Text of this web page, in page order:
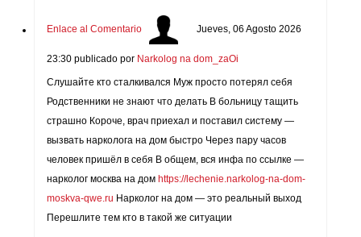
Enlace al Comentario Jueves, 06 Agosto 2026
23:30 publicado por Narkolog na dom_zaOi
Слушайте кто сталкивался Муж просто потерял себя
Родственники не знают что делать В больницу тащить
страшно Короче, врач приехал и поставил систему —
вызвать нарколога на дом быстро Через пару часов
человек пришёл в себя В общем, вся инфа по ссылке —
нарколог москва на дом https://lechenie.narkolog-na-dom-
moskva-qwe.ru Нарколог на дом — это реальный выход
Перешлите тем кто в такой же ситуации